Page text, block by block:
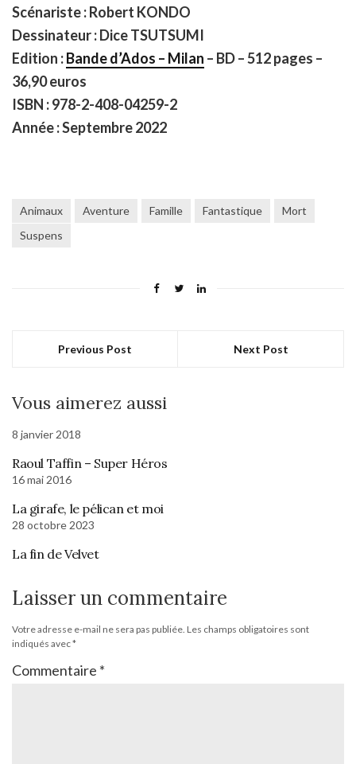
Scénariste : Robert KONDO
Dessinateur : Dice TSUTSUMI
Edition :Bande d’Ados – Milan – BD – 512 pages –
36,90 euros
ISBN : 978-2-408-04259-2
Année : Septembre 2022
Animaux Aventure Famille Fantastique
Mort
Suspens
Previous Post Next Post
Vous aimerez aussi
8 janvier 2018
Raoul Taffin – Super Héros
16 mai 2016
La girafe, le pélican et moi
28 octobre 2023
La fin de Velvet
Laisser un commentaire
Votre adresse e-mail ne sera pas publiée. Les champs obligatoires sont
indiqués avec*
Commentaire *